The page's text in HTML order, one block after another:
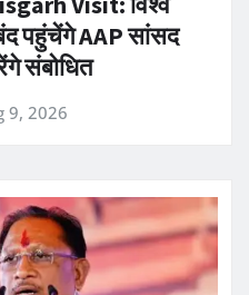
पहुंचेंगे AAP सांसद
संबोधित
9, 2026